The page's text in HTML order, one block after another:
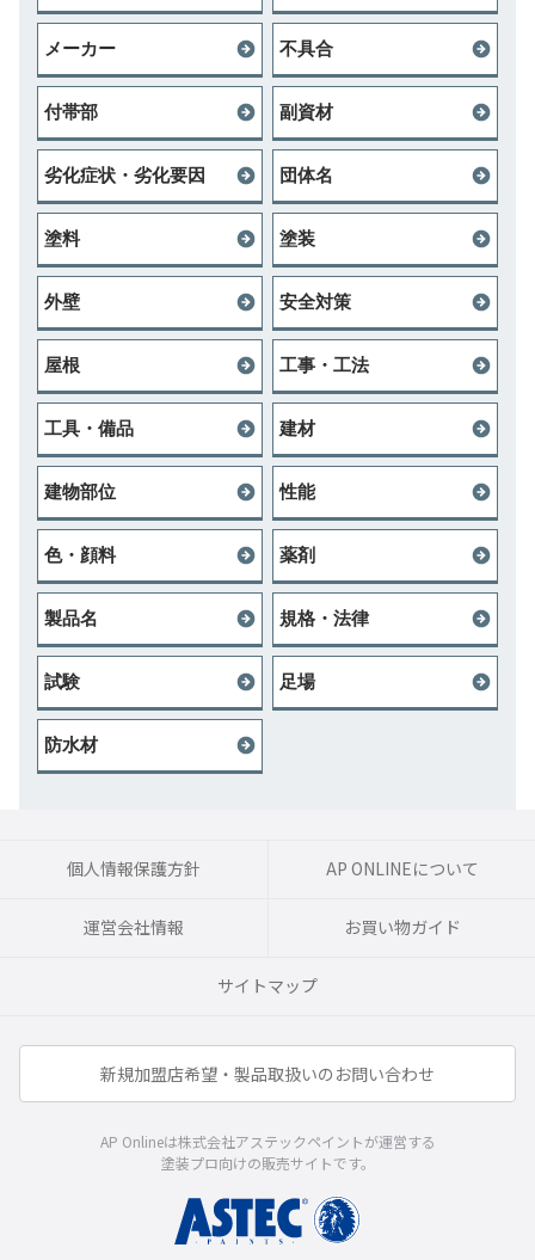
メーカー 不具合
付帯部 副資材
劣化症状・劣化要因 団体名
塗料 塗装
外壁 安全対策
屋根 工事・工法
工具・備品 建材
建物部位 性能
色・顔料 薬剤
製品名 規格・法律
試験 足場
防水材
個人情報保護方針 AP ONLINEについて
運営会社情報 お買い物ガイド
サイトマップ
新規加盟店希望・製品取扱いのお問い合わせ
AP Onlineは株式会社アステックペイントが運営する
塗装プロ向けの販売サイトです。